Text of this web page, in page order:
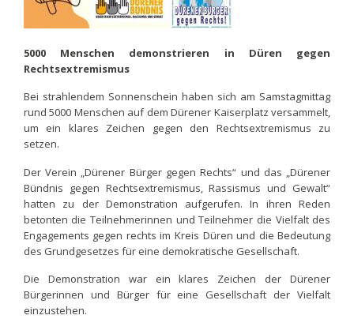
5000 Menschen demonstrieren in Düren gegen
Rechtsextremismus
Bei strahlendem Sonnenschein haben sich am Samstagmittag
rund 5000 Menschen auf dem Dürener Kaiserplatz versammelt,
um ein klares Zeichen gegen den Rechtsextremismus zu
setzen.
Der Verein „Dürener Bürger gegen Rechts“ und das „Dürener
Bündnis gegen Rechtsextremismus, Rassismus und Gewalt“
hatten zu der Demonstration aufgerufen. In ihren Reden
betonten die Teilnehmerinnen und Teilnehmer die Vielfalt des
Engagements gegen rechts im Kreis Düren und die Bedeutung
des Grundgesetzes für eine demokratische Gesellschaft.
Die Demonstration war ein klares Zeichen der Dürener
Bürgerinnen und Bürger für eine Gesellschaft der Vielfalt
einzustehen.